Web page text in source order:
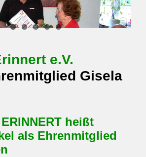
e.V.
Gisela
heißt
als Ehrenmitglied